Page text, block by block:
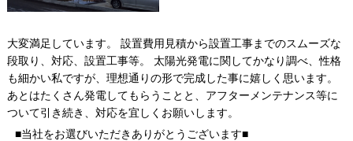
大変満足しています。 設置費用見積から設置工事までのスムーズな
段取り、対応、設置工事等。 太陽光発電に関してかなり調べ、性格
も細かい私ですが、理想通りの形で完成した事に嬉しく思います。
あとはたくさん発電してもらうことと、アフターメンテナンス等に
ついて引き続き、対応を宜しくお願いします。
■当社をお選びいただきありがとうございます■